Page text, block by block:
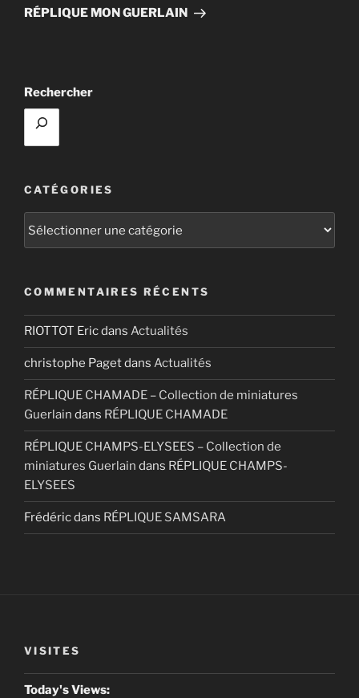
suivant
RÉPLIQUE MON GUERLAIN
Rechercher
CATÉGORIES
COMMENTAIRES RÉCENTS
RIOTTOT Ericdans Actualités
christophe Pagetdans Actualités
RÉPLIQUE CHAMADE – Collection de miniatures
Guerlain dans RÉPLIQUE CHAMADE
RÉPLIQUE CHAMPS-ELYSEES – Collection de
miniatures Guerlain dans RÉPLIQUE CHAMPS-
ELYSEES
Frédéricdans RÉPLIQUE SAMSARA
VISITES
Today's Views: